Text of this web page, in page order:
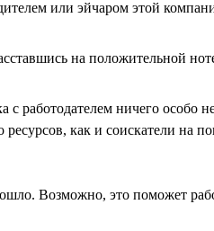
или эйчаром этой
на положительной
работодателем ничего особо
как и соискатели на
Возможно, это поможет